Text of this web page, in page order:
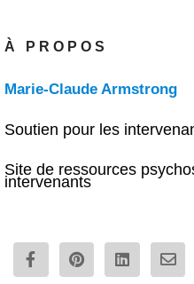
À PROPOS
Marie-Claude Armstrong
Soutien pour les
Site de ressources
intervenants
F
a
P
i
L
i
E
n